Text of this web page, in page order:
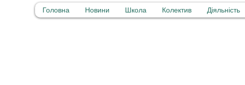
Головна Новини Школа Колектив Діяльність